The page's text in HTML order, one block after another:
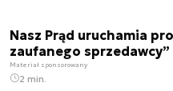
Nasz Prąd uruchamia
zaufanego sprzedawcy”
Materiał sponsorowany
2 min.